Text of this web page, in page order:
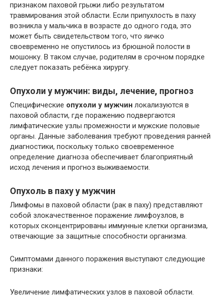
признаком паховой грыжи либо результатом
травмирования этой области. Если припухлость в паху
возникла у мальчика в возрасте до одного года, это
может быть свидетельством того, что яичко
своевременно не опустилось из брюшной полости в
мошонку. В таком случае, родителям в срочном порядке
следует показать ребёнка хирургу.
Опухоли у мужчин: виды, лечение, прогноз
Специфические опухоли у мужчин локализуются в
паховой области, где поражению подвергаются
лимфатические узлы промежности и мужские половые
органы. Данные заболевания требуют проведения ранней
диагностики, поскольку только своевременное
определение диагноза обеспечивает благоприятный
исход лечения и прогноз выживаемости.
Опухоль в паху у мужчин
Лимфомы в паховой области (рак в паху) представляют
собой злокачественное поражение лимфоузлов, в
которых сконцентрированы иммунные клетки организма,
отвечающие за защитные способности организма.
Симптомами данного поражения выступают следующие
признаки:
Увеличение лимфатических узлов в паховой области.